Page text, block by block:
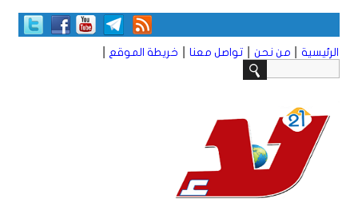
الرئيسية من نحن تواصل معنا خريطة الموقع